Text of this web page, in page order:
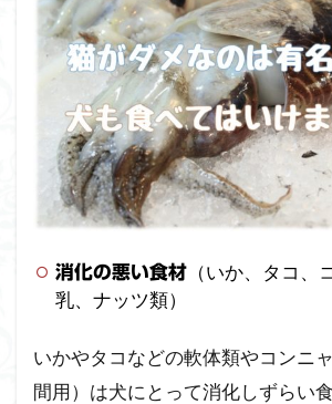
消化の悪い食材
（いか、タコ、
乳、ナッツ類）
いかやタコなどの軟体類やコンニ
間用）は犬にとって消化しずらい食